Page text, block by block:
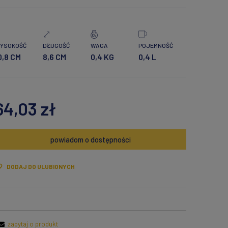
CM
DŁUGOŚĆ
8,6 CM
WAGA
0,4 KG
POJEMNOŚĆ
0,4 L
zł
powiadom o dostępności
DODAJ DO ULUBIONYCH
zapytaj o produkt